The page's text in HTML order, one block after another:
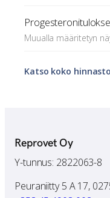
mahdollisuutta (esim.
progesteronia
määritettyjen
Muualla määritetyn
Katso koko
Reprovet Oy
Y-tunnus: 2822063-8
Peuraniitty 5 A 17,